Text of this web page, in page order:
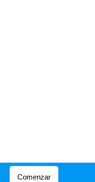
Comenzar